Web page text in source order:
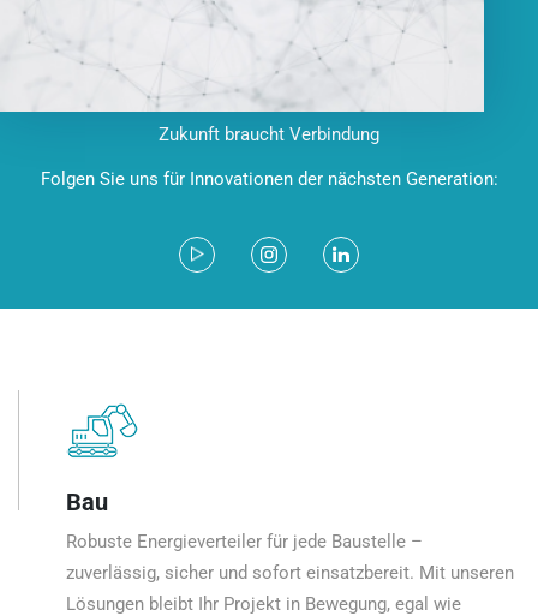
Zukunft braucht Verbindung
Folgen Sie uns für Innovationen der nächsten Generation:
Bau
Robuste Energieverteiler für jede Baustelle –
zuverlässig, sicher und sofort einsatzbereit. Mit unseren
Lösungen bleibt Ihr Projekt in Bewegung, egal wie